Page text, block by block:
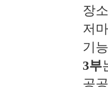
장
저
기
3부
공